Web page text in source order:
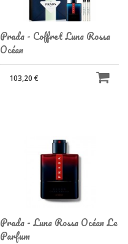
Prada - Coffret Luna Rossa
Océan
103,20 €
Prada - Luna Rossa Océan Le
Parfum